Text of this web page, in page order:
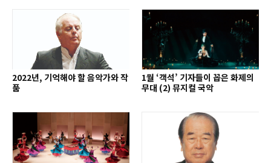
2022년, 기억해야 할 음악가와 작
품
1월 ‘객석’ 기자들이 꼽은 화제의
무대 (2) 뮤지컬 국악